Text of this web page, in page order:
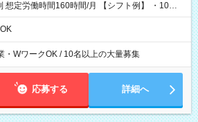
時間160時間/月 【シフト例】 ・10：
・WワークOK / 10名以上の大量募集
応募する 詳細へ